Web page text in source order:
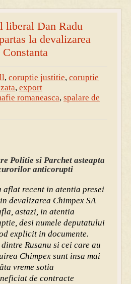
liberal Dan Radu
la devalizarea
, coruptie justitie, coruptie
, export
romaneasca, spalare de
Politie si Parchet asteapta
anticorupti
aflat recent in atentia presei
devalizarea Chimpex SA
astazi, in atentia
desi numele deputatului
explicit in documente.
Rusanu si cei care au
Chimpex sunt insa mai
vreme sotia
de contracte